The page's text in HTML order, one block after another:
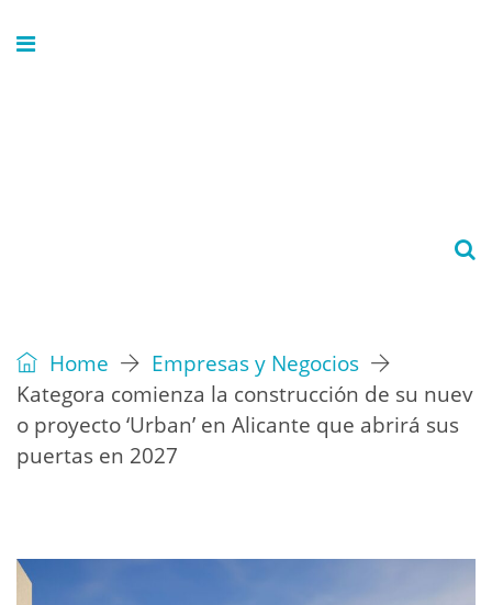
Home
Empresas y Negocios
Kategora comienza la construcción de su nuev
o proyecto ‘Urban’ en Alicante que abrirá sus
puertas en 2027